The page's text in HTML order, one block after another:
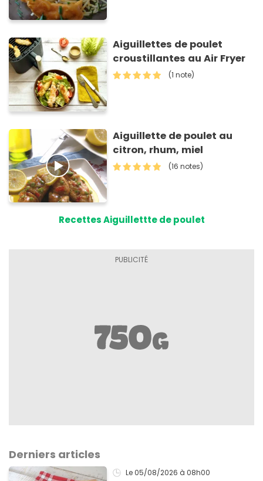
Aiguillettes de poulet
croustillantes au Air Fryer
(1 note)
Aiguillette de poulet au
citron, rhum, miel
(16 notes)
Recettes Aiguillettte de poulet
Derniers articles
Le 05/08/2026 à 08h00